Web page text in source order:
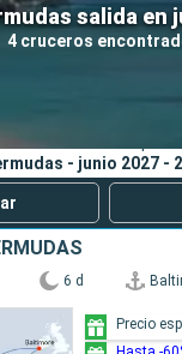
salida en
4 cruceros
criterios de búsqueda:
- junio 2027 -
6 d
Precio